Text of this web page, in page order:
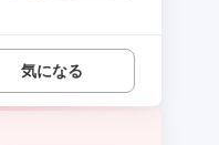
気になる